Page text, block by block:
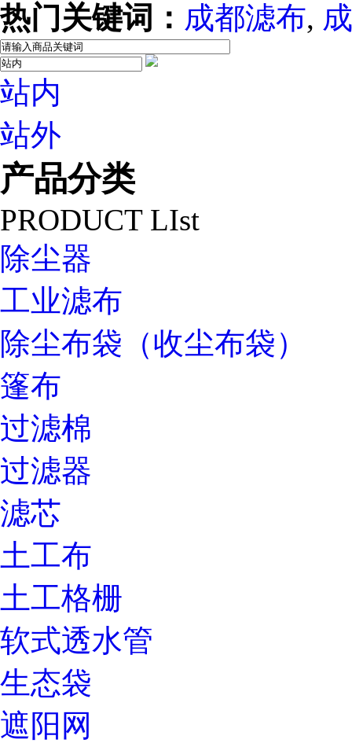
热门关键词： 成都滤布,
站内
站外
产品分类
PRODUCT LIst
除尘器
工业滤布
除尘布袋（收尘布袋）
篷布
过滤棉
过滤器
滤芯
土工布
土工格栅
软式透水管
生态袋
遮阳网